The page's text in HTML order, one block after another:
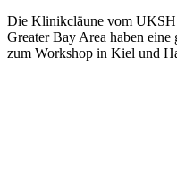
Die Klinikcläune vom UKSH
Greater Bay Area haben eine
zum Workshop in Kiel und